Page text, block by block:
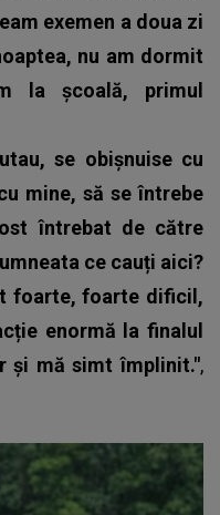
exemen a doua zi
nu am dormit
la școală, primul
se obișnuise cu
mine, să se întrebe
întrebat de către
ce cauți aici?
foarte, foarte dificil,
enormă la finalul
și mă simt împlinit.",